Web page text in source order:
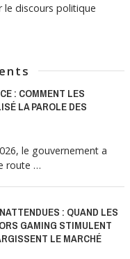
le discours politique
: COMMENT LES
LA PAROLE DES
le gouvernement a
route …
: QUAND LES
GAMING STIMULENT
LE MARCHÉ